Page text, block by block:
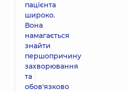
пацієнта
широко.
Вона
намагається
знайти
першопричину
захворювання
та
обов'язково